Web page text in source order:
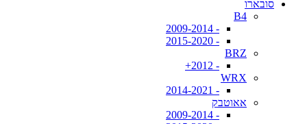
סובארו
B4
- 2009-2014
- 2015-2020
BRZ
- 2012+
WRX
- 2014-2021
אאוטבק
- 2009-2014